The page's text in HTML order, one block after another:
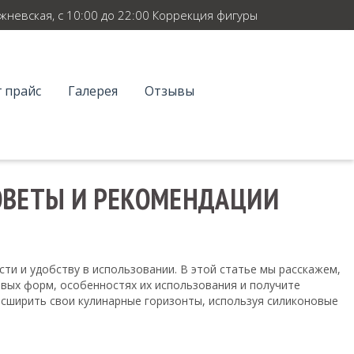
с 10:00 до 22:00 Коррекция фигуры
прайс Галерея Отзывы
И РЕКОМЕНДАЦИИ
и удобству в использовании. В этой статье мы расскажем,
форм, особенностях их использования и получите
свои кулинарные горизонты, используя силиконовые